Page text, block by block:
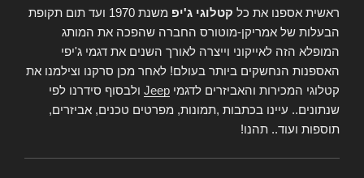
ראשית אספנו את כל קטלוגי ג'יפ
משנת 1970 ועד תום תקופת
הבעלות של אמריקן-מוטורס החברה שהפכה את המותג
המופלא הזה לאייקוני וייצרה לאורך השנים את דגמי ג'יפי
האספנות הנחשקים ביותר בעולם! לאחר מכן סרקנו וצילמנו את
קטלוגי המכירות והאביזרים לדגמי Jeep ולבסוף סידרנו לפי
שנתונים.. עיינו בכתבות ,תמונות, מפרטים טכנים, אביזרים,
תוספות ועוד.. תהנו!